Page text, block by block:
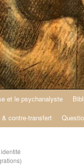
et le psychanalyste
contre-transfert